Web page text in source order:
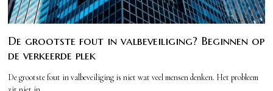
De grootste fout in valbeveiliging? Beginnen op
de verkeerde plek
De grootste fout in valbeveiliging is niet wat veel mensen denken. Het probleem